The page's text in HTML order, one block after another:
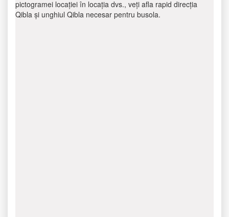
pictogramei locației în locația dvs., veți afla rapid direcția
Qibla și unghiul Qibla necesar pentru busola.